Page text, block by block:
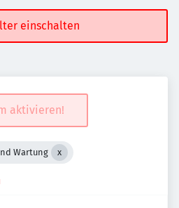
einschalten
aktivieren!
Wartung